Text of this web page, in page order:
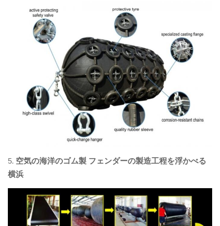
5. 空気の海洋のゴム製 フェンダーの製造工程を浮かべる
横浜